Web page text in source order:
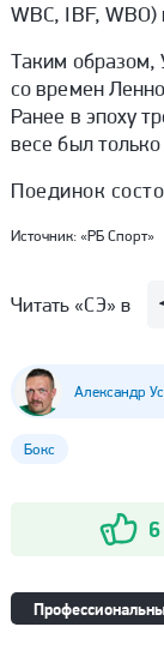
WBC, IBF,
Таким образом,
со времен
Ранее в эпоху
весе был
Поединок
Источник: «РБ Спорт»
Читать «СЭ» в
Александр
Бокс
6